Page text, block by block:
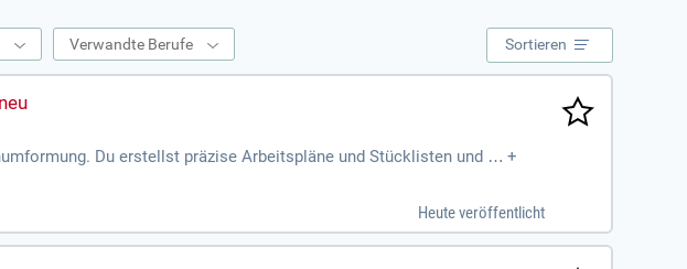
Verwandte Berufe Sortieren
Du erstellst präzise Arbeitspläne und Stücklisten und be
und MTM-Ablaufstudien identifizierst du Verbesserungsmöglich
Berufsausbildung im fertigungstechnischen Bereich sowie eine
Mit deiner Berufserfahrung in der Arbeitsvorbereitung gewährlei
+
Heute veröffentlicht